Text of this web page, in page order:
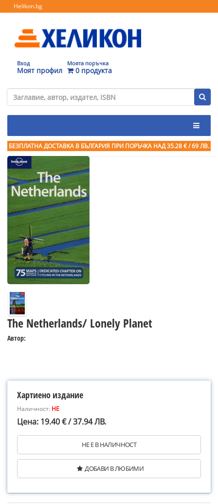
Helikon.bg
Вход
Моят профил
Моята поръчка
0 продукта
БЕЗПЛАТНА ДОСТАВКА В БЪЛГАРИЯ ПРИ ПОРЪЧКА НАД 35.28 € / 69 ЛВ.
The Netherlands/ Lonely Planet
Автор:
Хартиено издание
Наличност: НЕ
Цена: 19.40 € / 37.94 ЛВ.
НЕ Е В НАЛИЧНОСТ
ДОБАВИ В ЛЮБИМИ